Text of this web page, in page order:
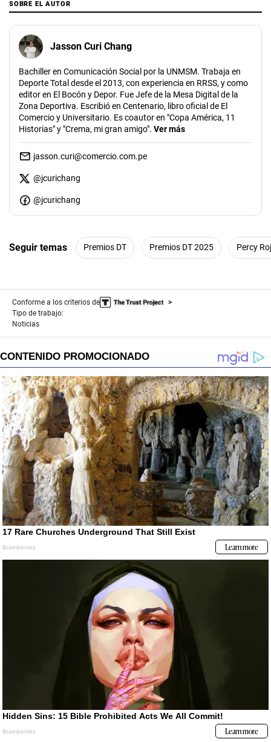
SOBRE EL AUTOR
Jasson Curi Chang
Bachiller en Comunicación Social por la UNMSM. Trabaja en
Deporte Total desde el 2013, con experiencia en RRSS, y como
editor en El Bocón y Depor. Fue Jefe de la Mesa Digital de la
Zona Deportiva. Escribió en Centenario, libro oficial de El
Comercio y Universitario. Es coautor en "Copa América, 11
Historias" y "Crema, mi gran amigo". Ver más
jasson.curi@comercio.com.pe
@jcurichang
@jcurichang
Seguir temas Premios DT Premios DT 2025 Percy
Conforme a los criterios de
Tipo de trabajo:
Noticias